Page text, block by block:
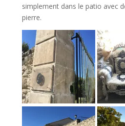
simplement dans le patio avec
pierre.